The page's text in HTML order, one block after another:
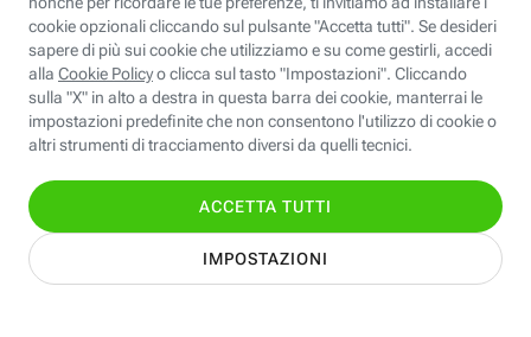
(impostata da
CM14 14 giorni
Identifica se
ricontrollare
corrispondenti
(impostata da
pagine
EBFC<BannerID> 7 giorni
Identifica la
banner
Identifica la